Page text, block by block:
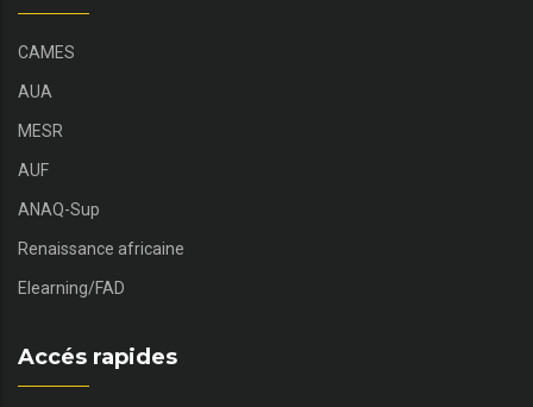
CAMES
AUA
MESR
AUF
ANAQ-Sup
Renaissance africaine
Elearning/FAD
Accés rapides